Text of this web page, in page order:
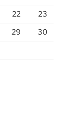
22 23
29 30